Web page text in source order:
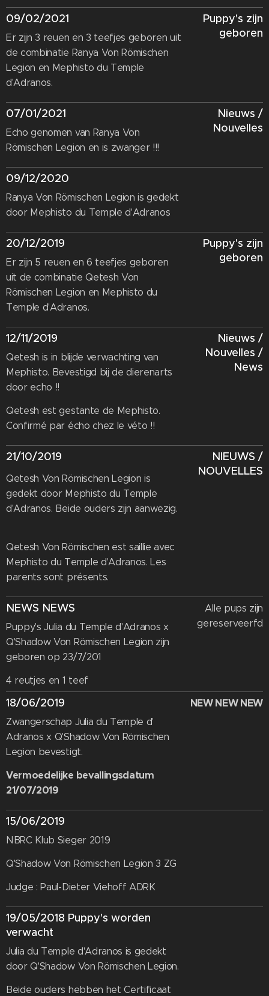
09/02/2021
Er zijn 3 reuen en 3 teefjes geboren uit
de combinatie Ranya Von Römischen
Legion en Mephisto du Temple
d'Adranos.
Puppy's zijn
geboren
07/01/2021
Echo genomen van Ranya Von
Römischen Legion en is zwanger !!!
Nieuws /
Nouvelles
09/12/2020
Ranya Von Römischen Legion is gedekt
door Mephisto du Temple d'Adranos
20/12/2019
Er zijn 5 reuen en 6 teefjes geboren
uit de combinatie Qetesh Von
Römischen Legion en Mephisto du
Temple d'Adranos.
Puppy's zijn
geboren
12/11/2019
Qetesh is in blijde verwachting van
Mephisto. Bevestigd bij de dierenarts
door echo !!
Qetesh est gestante de Mephisto.
Confirmé par écho chez le véto !!
Nieuws /
Nouvelles /
News
21/10/2019
Qetesh Von Römischen Legion is
gedekt door Mephisto du Temple
d'Adranos. Beide ouders zijn aanwezig.
Qetesh Von Römischen est saillie avec
Mephisto du Temple d'Adranos. Les
parents sont présents.
NIEUWS /
NOUVELLES
NEWS NEWS
Puppy's Julia du Temple d'Adranos x
Q'Shadow Von Römischen Legion zijn
geboren op 23/7/201
4 reutjes en 1 teef
Alle pups zijn
gereserveerfd
18/06/2019
Zwangerschap Julia du Temple d'
Adranos x Q'Shadow Von Römischen
Legion bevestigt.
Vermoedelijke bevallingsdatum
21/07/2019
NEW NEW NEW
15/06/2019
NBRC Klub Sieger 2019
Q'Shadow Von Römischen Legion 3 ZG
Judge : Paul-Dieter Viehoff ADRK
19/05/2018 Puppy's worden
verwacht
Julia du Temple d'Adranos is gedekt
door Q'Shadow Von Römischen Legion.
Beide ouders hebben het Certificaat